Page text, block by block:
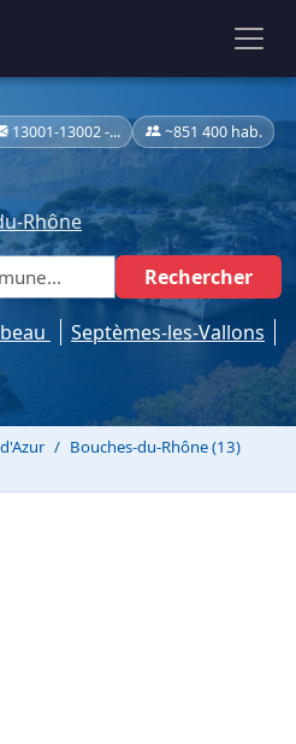
13001-13002 -... ~851 400 hab.
Rhône
Rechercher
Septèmes-les-Vallons
Bouches-du-Rhône (13)